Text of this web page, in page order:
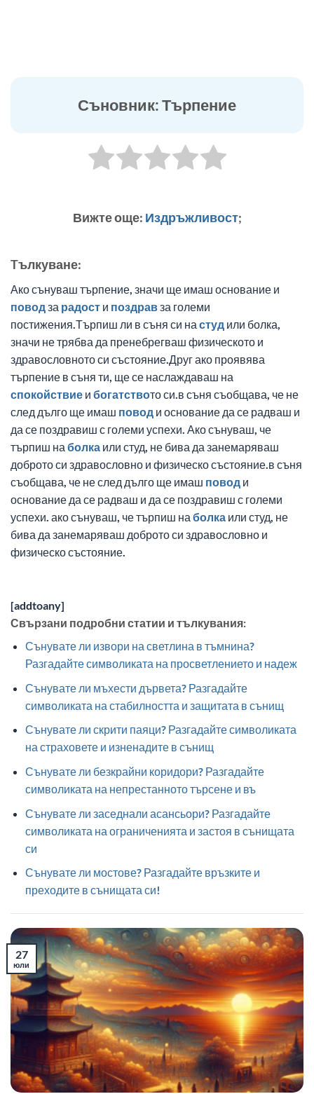
Съновник: Търпение
Вижте още: Издръжливост;
Tълкуване:
Ако сънуваш търпение, значи ще имаш основание и
поводза радост и поздравза големи
постижения.Търпиш ли в съня си на студ или болка,
значи не трябва да пренебрегваш физическото и
здравословното си състояние.Друг ако проявява
търпение в съня ти, ще се наслаждаваш на
спокойствие и богатството си.в съня съобщава, че не
след дълго ще имаш повод и основание да се радваш и
да се поздравиш с големи успехи. Ако сънуваш, че
търпиш на болка или студ, не бива да занемаряваш
доброто си здравословно и физическо състояние.в съня
съобщава, че не след дълго ще имаш повод и
основание да се радваш и да се поздравиш с големи
успехи. ако сънуваш, че търпиш на болка или студ, не
бива да занемаряваш доброто си здравословно и
физическо състояние.
[addtoany]
Свързани подробни статии и тълкувания:
Сънувате ли извори на светлина в тъмнина?
Разгадайте символиката на просветлението и надеж
Сънувате ли мъхести дървета? Разгадайте
символиката на стабилността и защитата в сънищ
Сънувате ли скрити паяци? Разгадайте символиката
на страховете и изненадите в сънищ
Сънувате ли безкрайни коридори? Разгадайте
символиката на непрестанното търсене и въ
Сънувате ли заседнали асансьори? Разгадайте
символиката на ограниченията и застоя в сънищата
си
Сънувате ли мостове? Разгадайте връзките и
преходите в сънищата си!
27
юли